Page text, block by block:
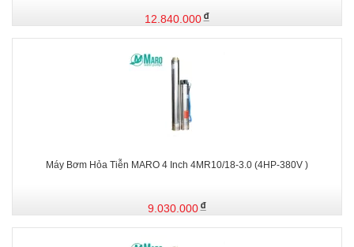
12.840.000
Máy Bơm Hỏa Tiễn MARO 4 Inch 4MR10/18-3.0 (4HP-380V )
9.030.000